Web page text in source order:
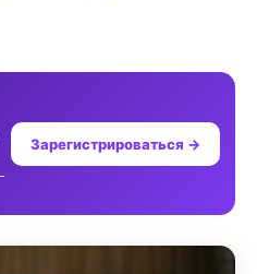
Зарегистрироваться →